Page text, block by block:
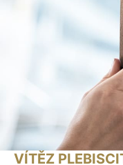
VÍTĚZ